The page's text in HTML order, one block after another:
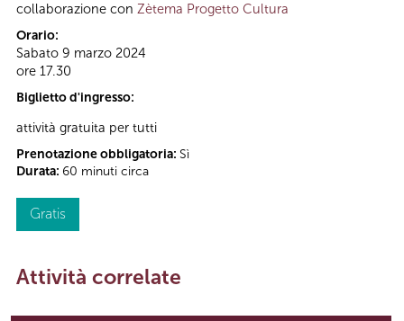
collaborazione con Zètema Progetto Cultura
Orario:
Sabato 9 marzo 2024
ore 17.30
Biglietto d'ingresso:
attività gratuita per tutti
Prenotazione obbligatoria: Sì
Durata: 60 minuti circa
Gratis
Attività correlate